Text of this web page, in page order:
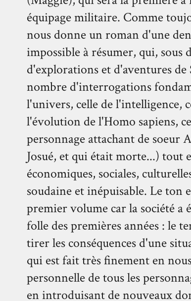
équipage militaire. Comme
nous donne un roman d'une
impossible à résumer, qui, sous
d'explorations et d'aventures
nombre d'interrogations
l'univers, celle de l'intelligence,
l'évolution de l'Homo sapiens,
personnage attachant de soeur
Josué, et qui était morte...) tout
économiques, sociales,
soudaine et inépuisable. Le ton
premier volume car la société a
folle des premières années : le
tirer les conséquences d'une
qui est fait très finement en
personnelle de tous les
en introduisant de nouveaux